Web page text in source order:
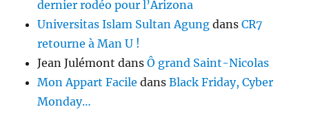
dernier rodéo pour l’Arizona
Universitas Islam Sultan Agung dansCR7
retourne à Man U !
Jean Julémont dansÔ grand Saint-Nicolas
Mon Appart Facile dansBlack Friday, Cyber
Monday…